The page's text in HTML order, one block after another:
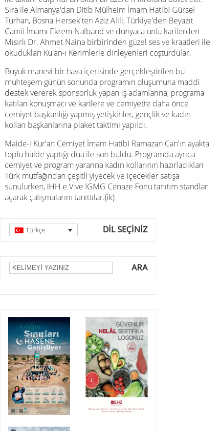
Sıra ile Almanya'dan Ditib Mülheim İmam Hatibi Gürsel
Turhan, Bosna Hersek'ten Aziz Alili, Türkiye'den Beyazıt
Camii İmamı Ekrem Nalband ve dünyaca ünlü karilerden
Mısırlı Dr. Ahmet Naina birbirinden güzel ses ve kraatleri ile
okudukları Ku'an-ı Kerimlerle dinleyenleri coşturdular.
Büyük manevi bir hava içerisinde gerçekleştirilen bu
muhteşem günün sonunda programın oluşumuna maddi
destek vererek sponsorluk yapan iş adamlarına, programa
katılan konuşmacı ve karilere ve cemiyette daha önce
cemiyet başkanlığı yapmış yetişkinler, gençlik ve kadın
kolları başkanlarına plaket taktimi yapıldı.
Maide-i Kur'an Cemiyet İmam Hatibi Ramazan Can'ın ayakta
toplu halde yaptığı dua ile son buldu. Programda ayrıca
cemiyet ve program yararına kadın kollarının hazırladıkları
Türk mutfağından çeşitli yiyecek ve içecekler satışa
sunulurken, IHH e.V ve IGMG Cenaze Fonu tanıtım standlar
açarak çalışmalarını tanıttılar.(ik)
DİL SEÇİNİZ
Türkçe
ARA